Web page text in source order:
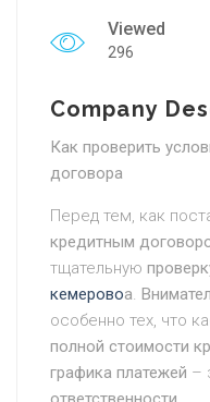
Viewed
296
Company
Как проверить
договора
Перед тем, как
кредитным
тщательную
кемеровоа.
особенно тех, что
полной стоимости
графика платежей –